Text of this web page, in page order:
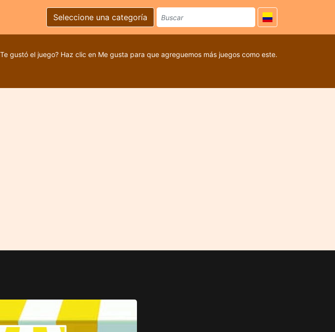
Seleccione una categoría
gustó el juego? Haz clic en Me gusta para que agreguemos más juegos como este.